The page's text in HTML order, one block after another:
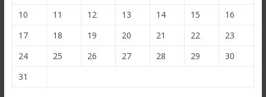
10
11 12 13 14 15
16
17
18 19 20 21 22
23
24
25 26 27 28 29
30
31